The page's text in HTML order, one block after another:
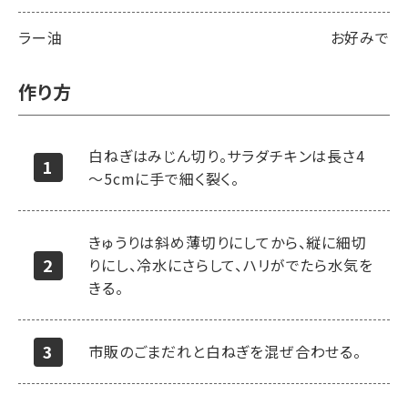
ラー油 お好みで
作り方
白ねぎはみじん切り。サラダチキンは長さ4
～5cmに手で細く裂く。
きゅうりは斜め薄切りにしてから、縦に細切
りにし、冷水にさらして、ハリがでたら水気を
きる。
市販のごまだれと白ねぎを混ぜ合わせる。